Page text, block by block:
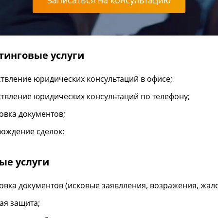
услуги
юридических консультаций в офисе;
юридических консультаций по телефону;
документов;
сделок;
услуги
документов (исковые заявлления, возражения,
защита;